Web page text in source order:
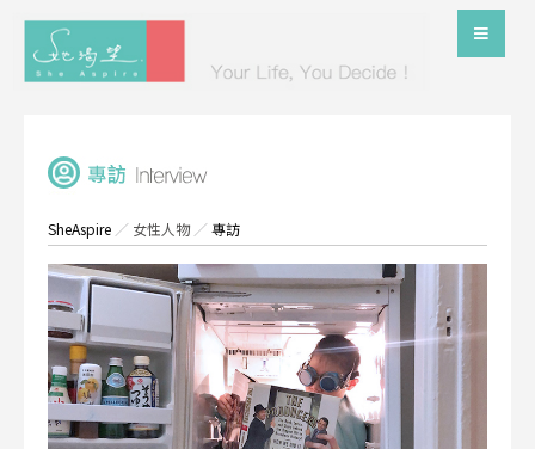
SheAspire ／ 女性人物／專訪